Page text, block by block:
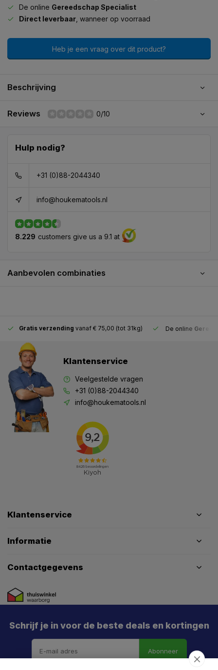
De online Gereedschap Specialist
Direct leverbaar , wanneer op voorraad
Heb je een vraag over dit product?
Beschrijving
Reviews 0/10
Hulp nodig?
+31 (0)88-2044340
info@houkematools.nl
8.229 customers give us a 9.1 at
Aanbevolen combinaties
Gratis verzending vanaf € 75,00 (tot 31kg) De online
Klantenservice
Veelgestelde vragen
+31 (0)88-2044340
info@houkematools.nl
Klantenservice
Informatie
Contactgegevens
Schrijf je in voor de beste deals en kortingen
Abonneer